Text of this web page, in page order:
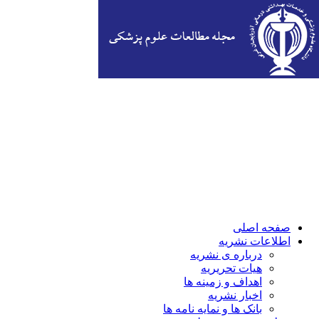
صفحه اصلی
اطلاعات نشریه
درباره ی نشریه
هیات تحریریه
اهداف و زمینه ها
اخبار نشریه
بانک ها و نمایه نامه ها